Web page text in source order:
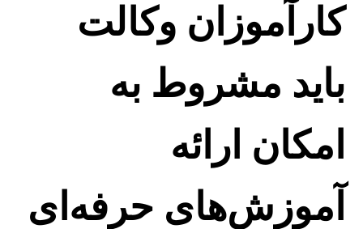
کارآموزان وکالت
باید مشروط به
امکان ارائه
آموزش‌های حرفه‌ای